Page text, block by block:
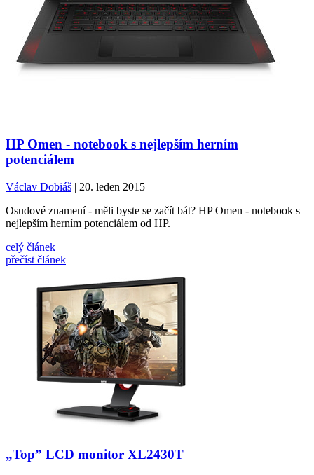
HP Omen - notebook s nejlepším herním
potenciálem
Václav Dobiáš | 20. leden 2015
Osudové znamení - měli byste se začít bát? HP Omen - notebook s
nejlepším herním potenciálem od HP.
celý článek
přečíst článek
„Top” LCD monitor XL2430T